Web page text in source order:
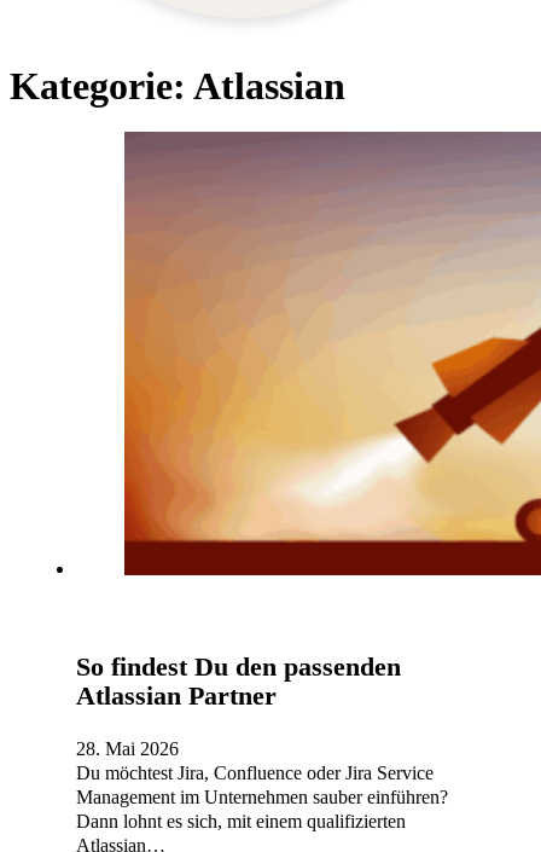
Kategorie: Atlassian
So findest Du den passenden
Atlassian Partner
28. Mai 2026
Du möchtest Jira, Confluence oder Jira Service
Management im Unternehmen sauber einführen?
Dann lohnt es sich, mit einem qualifizierten
Atlassian…